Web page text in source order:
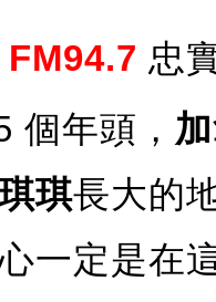
FM94.7 忠
個年頭，
琪長大的
一定是在